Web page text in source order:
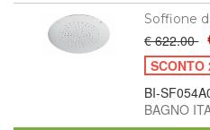
Soffione
€ 622.00
SCONTO
BI-
BAGNO